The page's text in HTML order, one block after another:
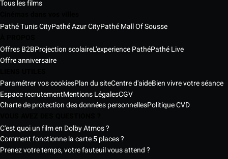
Tous les films
Pathé Tunis CityPathé Azur CityPathé Mall Of Sousse
Offres B2BProjection scolaireL'experience PathéPathé Live
Offre anniversaire
Paramétrer vos cookiesPlan du siteCentre d'aideBien vivre votre séance
Espace recrutementMentions LégalesCGV
Charte de protection des données personnellesPolitique CVD
C'est quoi un film en Dolby Atmos ?
Comment fonctionne la carte 5 places ?
Prenez votre temps, votre fauteuil vous attend ?